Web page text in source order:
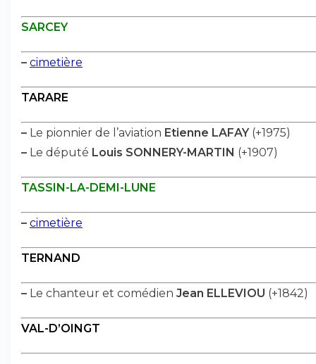
SARCEY
– cimetière
TARARE
– Le pionnier de l’aviation Etienne LAFAY(+1975)
– Le député Louis SONNERY-MARTIN (+1907)
TASSIN-LA-DEMI-LUNE
– cimetière
TERNAND
– Le chanteur et comédien Jean ELLEVIOU (+1842)
VAL-D’OINGT